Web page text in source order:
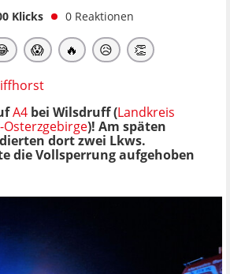
Klicks 0 Reaktionen
😱 🔥 😥 👏
A4 bei Wilsdruff (Landkreis
Osterzgebirge)! Am späten
dort zwei Lkws.
die Vollsperrung aufgehoben